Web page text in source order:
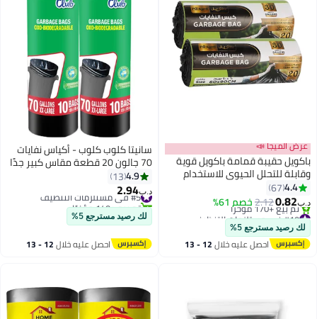
عرض الميجا 📣
باكويل حقيبة قمامة باكويل قوية
وقابلة للتحلل الحيوي للاستخدام
سم عبوة من 2 لفة
4.4
67
د.ب‏0.82
2.12خصم 61%
#10 في مستلزمات التنظيف
أقل سعر في 30 يوم
تم بيع +170 مؤخرًا
#10 في مستلزمات التنظيف
لك رصيد مسترجع 5%
احصل عليه خلال 12 - 13
سانيتا كلوب كلوب - أكياس نفايات
70 جالون 20 قطعة مقاس كبير جدًا
4.9
13
د.ب‏2.94
#5 في مستلزمات التنظيف
تم بيع +140 مؤخرًا
#5 في مستلزمات التنظيف
لك رصيد مسترجع 5%
احصل عليه خلال 12 - 13